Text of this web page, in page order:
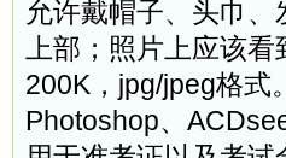
允许戴帽子、头巾
上部；照片上应该
200K，jpg/jpeg格式
Photoshop、